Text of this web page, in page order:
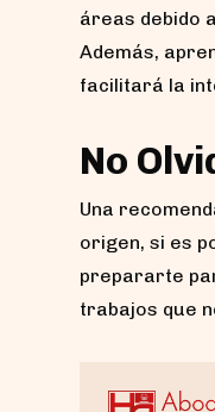
áreas debido
Además,
facilitará la
No
Una
origen, si es
prepararte
trabajos que